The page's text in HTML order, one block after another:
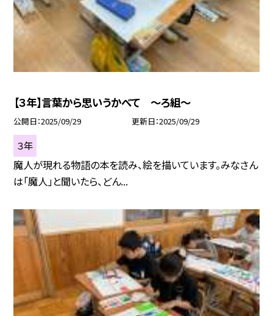
【３年】言葉から思いうかべて 〜ろ組〜
公開日 2025/09/29 更新日 2025/09/29
３年
魔人が現れる物語の本を読み、絵を描いています。みなさん
は「魔人」と聞いたら、どん...